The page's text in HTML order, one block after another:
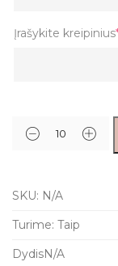
Įrašykite kreipinius
SKU: N/A
Turime: Taip
DydisN/A